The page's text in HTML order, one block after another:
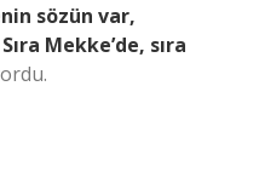
sözün var,
Mekke’de, sıra